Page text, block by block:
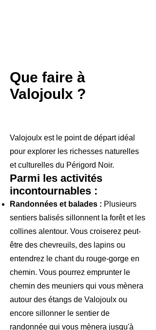
Que faire à
Valojoulx ?
Valojoulx est le point de départ idéal
pour explorer les richesses naturelles
et culturelles du Périgord Noir.
Parmi les activités
incontournables :
Randonnées et balades : Plusieurs
sentiers balisés sillonnent la forêt et les
collines alentour. Vous croiserez peut-
être des chevreuils, des lapins ou
entendrez le chant du rouge-gorge en
chemin. Vous pourrez emprunter le
chemin des meuniers qui vous mènera
autour des étangs de Valojoulx ou
encore sillonner le sentier de
randonnée qui vous mènera jusqu'à